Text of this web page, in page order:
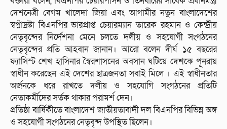
দেশনেত্রী বেগম খালেদা জিয়া এবং আগামীর নতুন বাংলাদেশের
স্বপ্নাঁদ্রষ্টা বিএনপির ভারপ্রাপ্ত চেয়ারম্যান তারেক রহমান ও কেন্দ্রীয়
নেতৃবৃন্দের নির্দেশনা মেনে চলতে দলীয় ও সহযোগী সংগঠনের
নেতৃবৃন্দের প্রতি আহবান জানান। আরো বলেন দীর্ঘ ১৫ বছরের
ফ্যাসিস্ট শেখ হাসিনার স্বৈরশাসনের অবসান ঘটিয়ে দেশকে পূনরায়
স্বাধীন করেছেন এই দেশের ছাত্রজনতা সবাই মিলে । এই স্বাধীনতার
অর্জনকে ধরে রাখতে দলীয় ও সহযোগি সংগঠনের প্রতিটি
নেতাকর্মীদের সর্তক থাকার পরামর্শ দেন।
প্রতিষ্ঠা বার্ষিকীতে বাংলাদেশ জাতীয়তাবাদী দল বিএনপির বিভিন্ন অঙ্গ
ও সহযোগী সংগঠনের নেতৃবৃন্দ উপস্থিত ছিলেন।